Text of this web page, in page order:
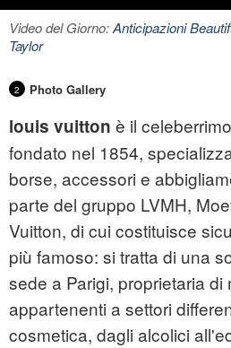
Video del Giorno:Anticipazioni
Taylor
2 Photo Gallery
louis vuitton è il
fondato nel 1854,
borse, accessori e
parte del gruppo LVMH,
Vuitton, di cui costituisce
più famoso: si tratta di una
sede a Parigi, proprietaria di
appartenenti a settori
cosmetica, dagli alcolici